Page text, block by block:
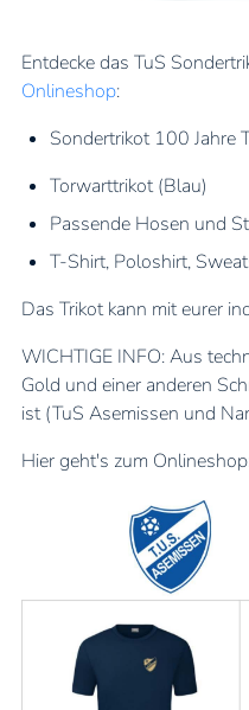
Entdecke das TuS
Onlineshop:
Sondertrikot 100 Jahre
Torwarttrikot (Blau)
Passende Hosen und
T-Shirt, Poloshirt,
Das Trikot kann mit eurer
WICHTIGE INFO: Aus
Gold und einer anderen
ist (TuS Asemissen und
Hier geht's zum